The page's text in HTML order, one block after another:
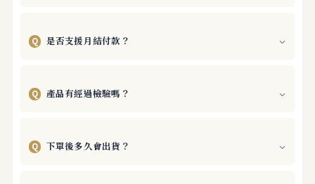
Q 是否支援月結付款？
Q 產品有經過檢驗嗎？
Q 下單後多久會出貨？